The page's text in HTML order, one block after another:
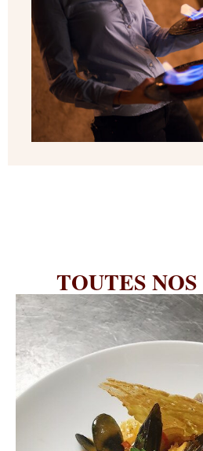
TOUTES